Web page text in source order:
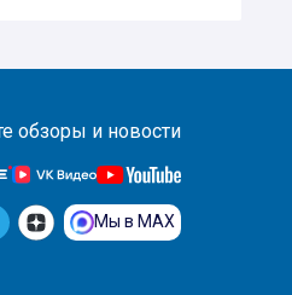
обзоры и новости
Мы в MAX